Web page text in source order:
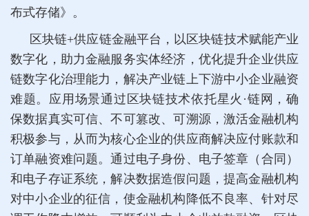
布式存储》。
区块链+供应链金融平台，以区块链技术赋能产业
数字化，助力金融服务实体经济，优化提升企业供应
链数字化治理能力，解决产业链上下游中小企业融资
难题。应用场景通过区块链技术依托星火·链网，确
保数据真实可信、不可篡改、可溯源，激活金融机构
积极参与，从而为核心企业的供应商解决应付账款和
订单融资难问题。通过电子身份、电子签章（合同）
和电子存证系统，解决数据造假问题，提高金融机构
对中小企业的征信，使金融机构降低不良率、针对尽